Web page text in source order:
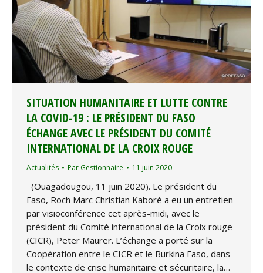
SITUATION HUMANITAIRE ET LUTTE CONTRE
LA COVID-19 : LE PRÉSIDENT DU FASO
ÉCHANGE AVEC LE PRÉSIDENT DU COMITÉ
INTERNATIONAL DE LA CROIX ROUGE
Actualités Par Gestionnaire 11 juin 2020
(Ouagadougou, 11 juin 2020). Le président du
Faso, Roch Marc Christian Kaboré a eu un entretien
par visioconférence cet après-midi, avec le
président du Comité international de la Croix rouge
(CICR), Peter Maurer. L’échange a porté sur la
Coopération entre le CICR et le Burkina Faso, dans
le contexte de crise humanitaire et sécuritaire, la…